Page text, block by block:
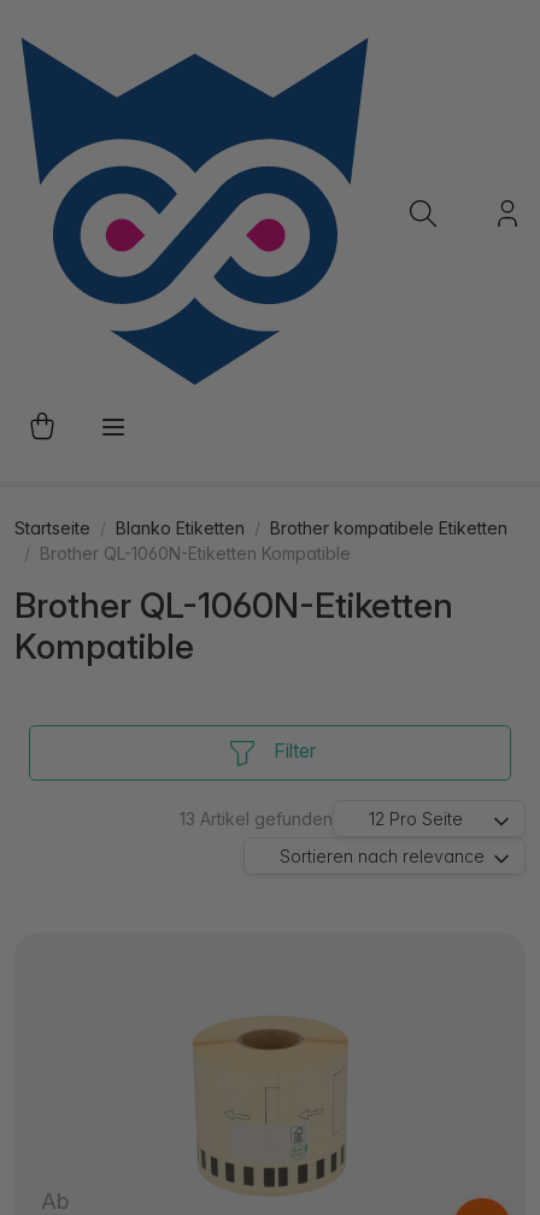
Startseite Blanko Etiketten
Brother kompatibele Etiketten
Brother QL-1060N-Etiketten Kompatible
Brother QL-1060N-Etiketten
Kompatible
Filter
13 Artikel gefunden 12 Pro Seite
Sortieren nach relevance
Ab